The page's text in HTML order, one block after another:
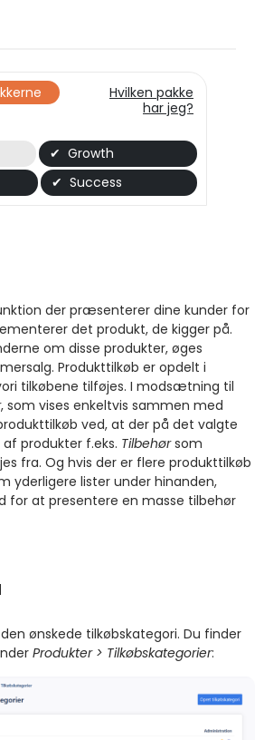
Hvilken pakke
har jeg?
Growth
Success
der præsenterer dine kunder for
det produkt, de kigger på.
om disse produkter, øges
Produkttilkøb er opdelt i
tilkøbene tilføjes. I modsætning til
, som vises enkeltvis sammen med
ved, at der på det valgte
produkter f.eks. Tilbehørsom
fra. Og hvis der er flere produkttilkøb
yderligere lister under hinanden,
for at presentere en masse tilbehør
ønskede tilkøbskategori. Du finder
Produkter > Tilkøbskategorier: